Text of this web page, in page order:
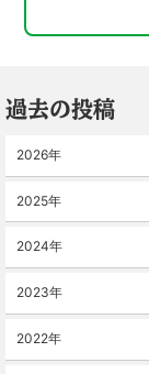
過去の投稿
2026年
2025年
2024年
2023年
2022年